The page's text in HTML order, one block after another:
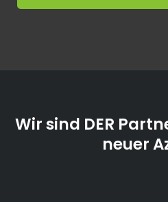
Wir sind DER
neuer